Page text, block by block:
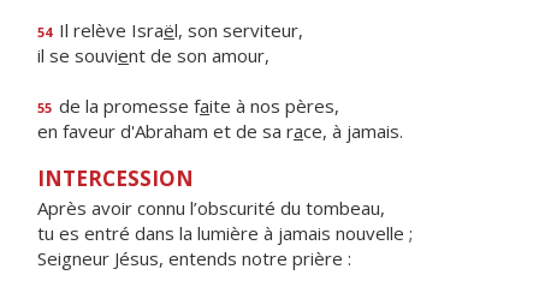
54 Il relève Israël, son serviteur,
il se souvient de son amour,
55 de la promesse faite à nos pères,
en faveur d'Abraham et de sa race, à jamais.
INTERCESSION
Après avoir connu l’obscurité du tombeau,
tu es entré dans la lumière à jamais nouvelle ;
Seigneur Jésus, entends notre prière :